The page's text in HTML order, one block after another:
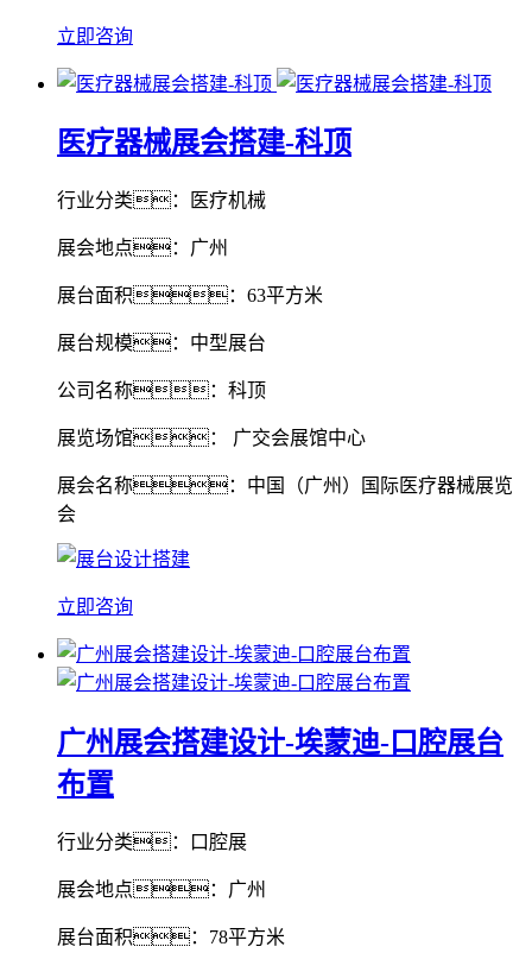
立即咨询
医疗器械展会搭建-科顶
行业分类：医疗机械
展会地点：广州
展台面积：63平方米
展台规模：中型展台
公司名称：科顶
展览场馆： 广交会展馆中心
展会名称：中国（广州）国际医疗器械展览
会
立即咨询
广州展会搭建设计-埃蒙迪-口腔展台
布置
行业分类：口腔展
展会地点：广州
展台面积：78平方米